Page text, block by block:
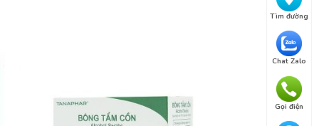
Tìm đường
Chat Zalo
Gọi điện
Thêm
vào